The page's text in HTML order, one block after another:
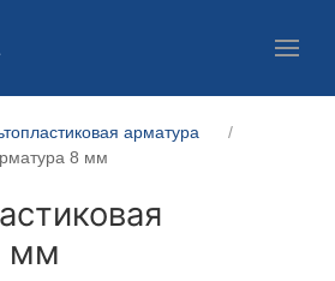
арматура
8 мм
мм